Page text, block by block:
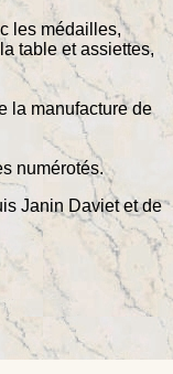
les médailles,
table et assiettes,
la manufacture de
numérotés.
Janin Daviet et de